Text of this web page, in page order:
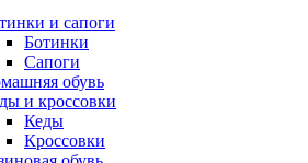
и сапоги
Ботинки
Сапоги
обувь
и кроссовки
Кеды
Кроссовки